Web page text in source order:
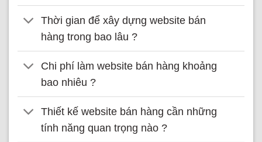
Thời gian để xây dựng website bán
hàng trong bao lâu ?
Chi phí làm website bán hàng khoảng
bao nhiêu ?
Thiết kế website bán hàng cần những
tính năng quan trọng nào ?